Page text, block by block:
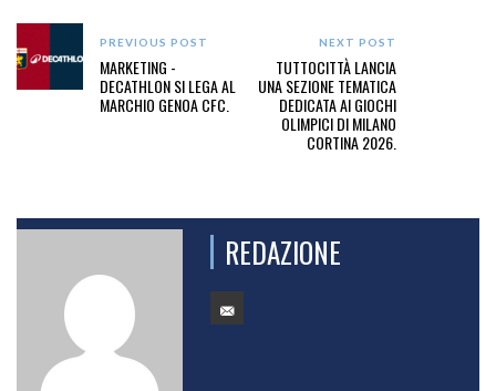
PREVIOUS POST
MARKETING -
DECATHLON SI LEGA AL
MARCHIO GENOA CFC.
NEXT POST
TUTTOCITTÀ LANCIA
UNA SEZIONE TEMATICA
DEDICATA AI GIOCHI
OLIMPICI DI MILANO
CORTINA 2026.
REDAZIONE